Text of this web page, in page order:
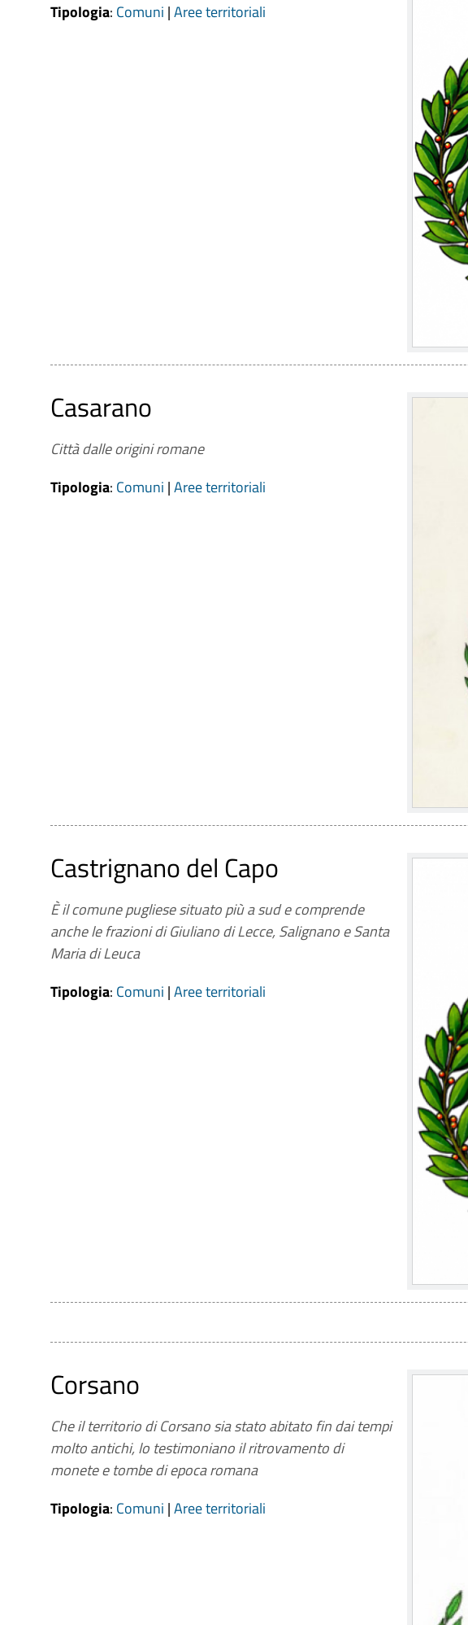
Tipologia: Comuni |Aree territoriali
Casarano
Città dalle origini romane
Tipologia: Comuni |Aree territoriali
Castrignano del Capo
È il comune pugliese situato più a sud e comprende
anche le frazioni di Giuliano di Lecce, Salignano e Santa
Maria di Leuca
Tipologia: Comuni |Aree territoriali
Corsano
Che il territorio di Corsano sia stato abitato fin dai tempi
molto antichi, lo testimoniano il ritrovamento di
monete e tombe di epoca romana
Tipologia: Comuni |Aree territoriali